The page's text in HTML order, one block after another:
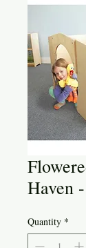
Haven
Quantity *